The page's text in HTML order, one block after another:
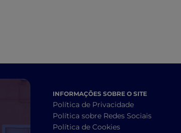
INFORMAÇÕES SOBRE O SITE
Política de Privacidade
Política sobre Redes Sociais
Política de Cookies